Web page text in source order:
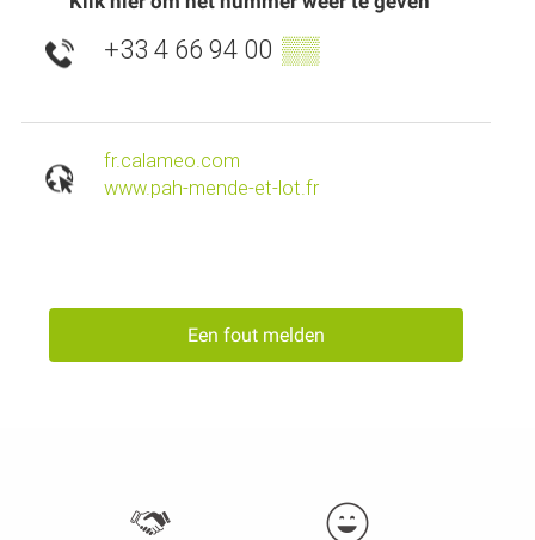
+33 4 66 94 00 ▒▒
fr.calameo.com
www.pah-mende-et-lot.fr
Een fout melden